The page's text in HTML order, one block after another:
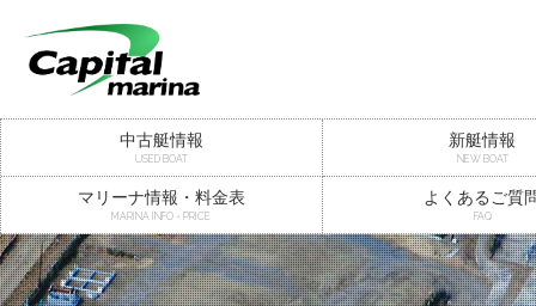
中古艇情報
USED BOAT
新艇情報
NEW BOAT
マリーナ情報・料金表
MARINA INFO・PRICE
よくあるご質
FAQ